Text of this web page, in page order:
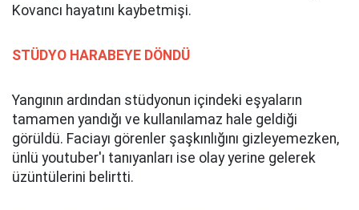
Kovancı hayatını kaybetmişi.
STÜDYO HARABEYE DÖNDÜ
Yangının ardından stüdyonun içindeki eşyaların
tamamen yandığı ve kullanılamaz hale geldiği
görüldü. Faciayı görenler şaşkınlığını gizleyemezken,
ünlü youtuber'ı tanıyanları ise olay yerine gelerek
üzüntülerini belirtti.